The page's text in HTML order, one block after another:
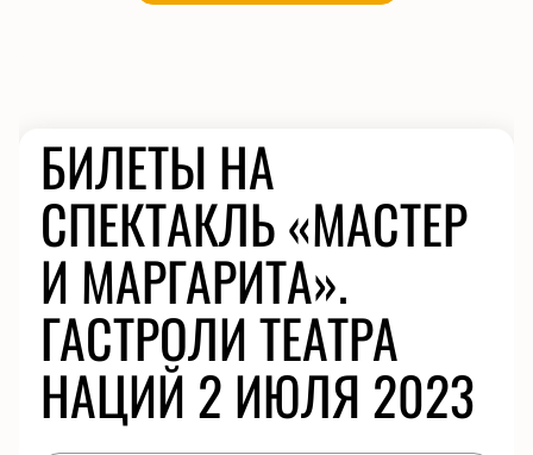
БИЛЕТЫ НА
СПЕКТАКЛЬ «МАСТЕР
И МАРГАРИТА».
ГАСТРОЛИ ТЕАТРА
НАЦИЙ 2 ИЮЛЯ 2023